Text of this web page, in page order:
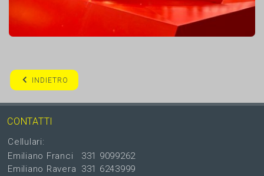
INDIETRO
CONTATTI
Cellulari:
Emiliano Franci
Emiliano Ravera
331 9099262
331 6243999